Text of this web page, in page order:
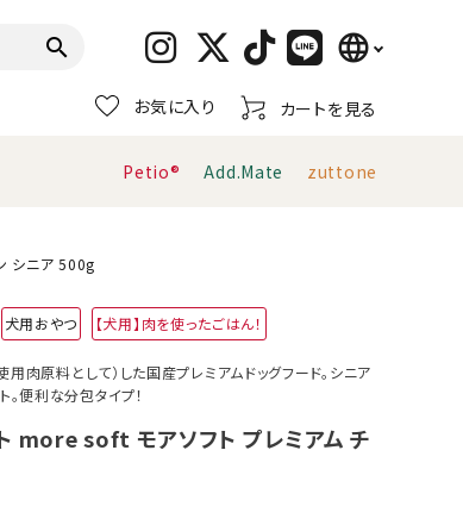
search language
日本語
English
お気に入り カートを見る
トイレタリー・消臭剤
キャリーバッグ
服・ウェア
猫砂
おもちゃ
首輪・ハーネス
ペティオ公式アプリ
お支払い方法・配送について
Petio® Add.Mate zuttone
シニア 500g
犬用おやつ 【犬用】肉を使ったごはん！
肉原料として）した国産プレミアムドッグフード。シニア
便利な分包タイプ！
more soft モアソフト プレミアム チ